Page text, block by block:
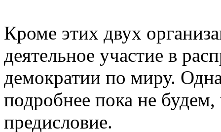
Кроме этих двух
деятельное участие в
демократии по миру.
подробнее пока не будем,
предисловие.